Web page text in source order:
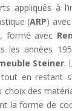
appliqués à
(ARP) avec
formé avec
les années
Steiner.
en restant
choix des
la forme de